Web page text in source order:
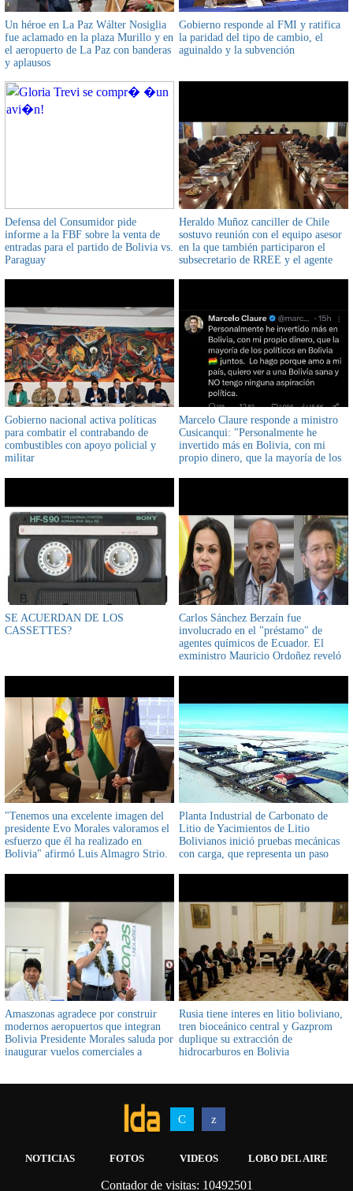
Un héroe en La Paz Wálter Nosiglia
fue aclamado en la plaza Murillo y en
el aeropuerto de La Paz con banderas
y aplausos
Gobierno responde al FMI y ratifica
la paridad del tipo de cambio, el
aguinaldo y la subvención
Defensa del Consumidor pide
informe a la FBF sobre la venta de
entradas para el partido de Bolivia vs.
Paraguay
Heraldo Muñoz canciller de Chile
sostuvo reunión con el equipo asesor
en la que también participaron el
subsecretario de RREE y el agente
Gobierno nacional activa políticas
para combatir el contrabando de
combustibles con apoyo policial y
militar
Marcelo Claure responde a ministro
Cusicanqui: "Personalmente he
invertido más en Bolivia, con mi
propio dinero, que la mayoría de los
SE ACUERDAN DE LOS
CASSETTES?
Carlos Sánchez Berzaín fue
involucrado en el "préstamo" de
agentes químicos de Ecuador. El
exministro Mauricio Ordoñez reveló
2019
"Tenemos una excelente imagen del
presidente Evo Morales valoramos el
esfuerzo que él ha realizado en
Bolivia" afirmó Luis Almagro Strio.
Planta Industrial de Carbonato de
Litio de Yacimientos de Litio
Bolivianos inició pruebas mecánicas
con carga, que representa un paso
Amaszonas agradece por construir
modernos aeropuertos que integran
Bolivia Presidente Morales saluda por
inaugurar vuelos comerciales a
Rusia tiene interes en litio boliviano,
tren bioceánico central y Gazprom
duplique su extracción de
hidrocarburos en Bolivia
NOTICIAS FOTOS VIDEOS LOBO DEL AIRE
Contador de visitas: 10492501